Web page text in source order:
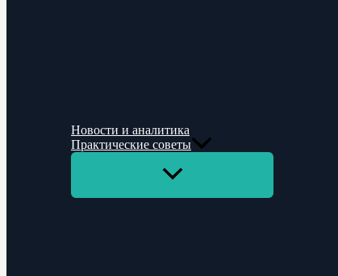
Новости и аналитика
Практические советы
Переключатель